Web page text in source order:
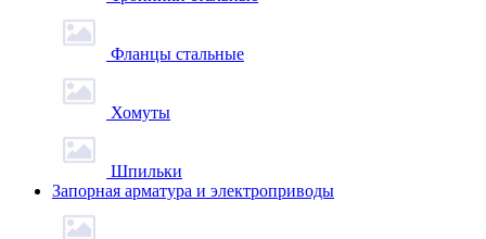
Фланцы стальные
Хомуты
Шпильки
Запорная арматура и электроприводы